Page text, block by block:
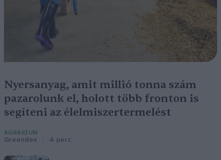
Nyersanyag, amit millió tonna szám
pazarolunk el, holott több fronton is
segíteni az élelmiszertermelést
AGRÁRIUM
Greendex 4 perc